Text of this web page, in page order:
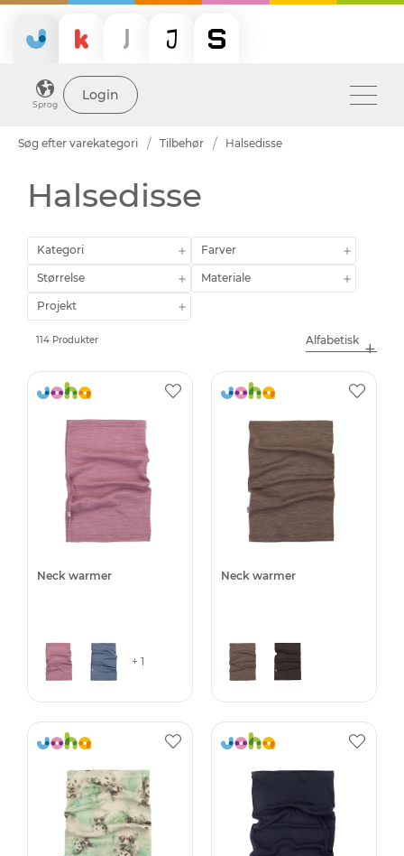
Sprog
Login
Søg efter varekategori Tilbehør Halsedisse
Halsedisse
Kategori Farver
Størrelse Materiale
Projekt
114 Produkter
Neck warmer
+ 1
Neck warmer